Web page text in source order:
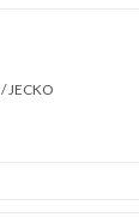
/ JECKO